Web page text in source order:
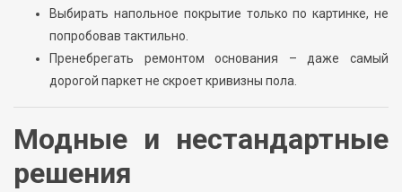
Выбирать напольное покрытие только по картинке, не
попробовав тактильно.
Пренебрегать ремонтом основания – даже самый
дорогой паркет не скроет кривизны пола.
Модные и нестандартные
решения